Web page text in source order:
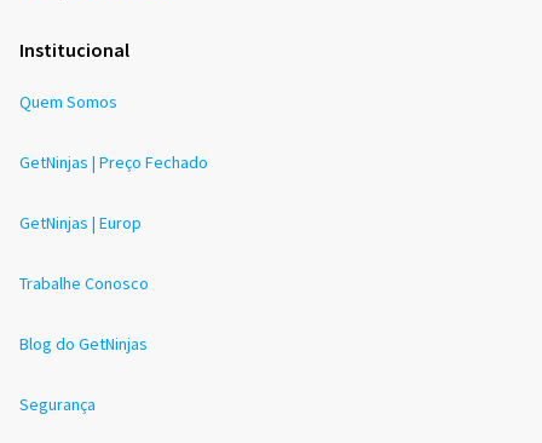
Institucional
Quem Somos
GetNinjas | Preço Fechado
GetNinjas | Europ
Trabalhe Conosco
Blog do GetNinjas
Segurança